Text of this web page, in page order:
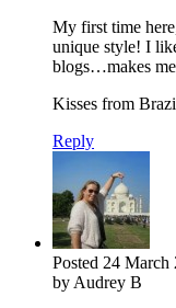
My first time
unique style! I
blogs…makes
Kisses from
Reply
Posted 24 March
by Audrey B